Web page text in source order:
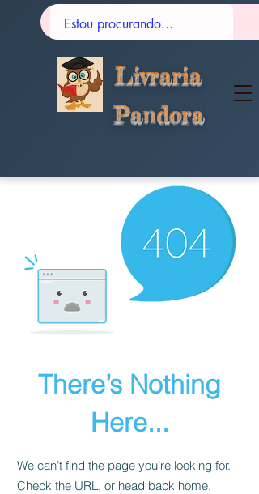
Livraria
Pandora
There’s Nothing
Here...
We can’t find the page you’re looking for.
Check the URL, or head back home.